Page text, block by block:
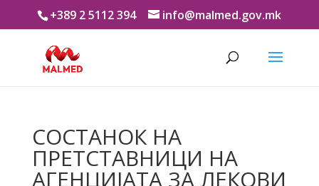
+389 2 5112 394 info@malmed.gov.mk
СОСТАНОК НА
ПРЕТСТАВНИЦИ НА
АГЕНЦИЈАТА ЗА ЛЕКОВИ